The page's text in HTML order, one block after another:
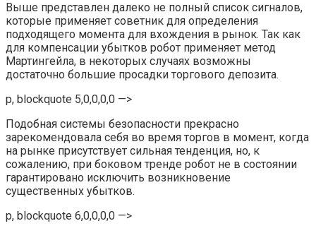
Выше представлен далеко не полный список сигналов,
которые применяет советник для определения
подходящего момента для вхождения в рынок. Так как
для компенсации убытков робот применяет метод
Мартингейла, в некоторых случаях возможны
достаточно большие просадки торгового депозита.
p, blockquote 5,0,0,0,0 —>
Подобная системы безопасности прекрасно
зарекомендовала себя во время торгов в момент, когда
на рынке присутствует сильная тенденция, но, к
сожалению, при боковом тренде робот не в состоянии
гарантировано исключить возникновение
существенных убытков.
p, blockquote 6,0,0,0,0 —>